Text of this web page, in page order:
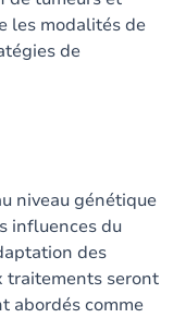
les modalités de
de
niveau génétique
influences du
des
traitements seront
abordés comme